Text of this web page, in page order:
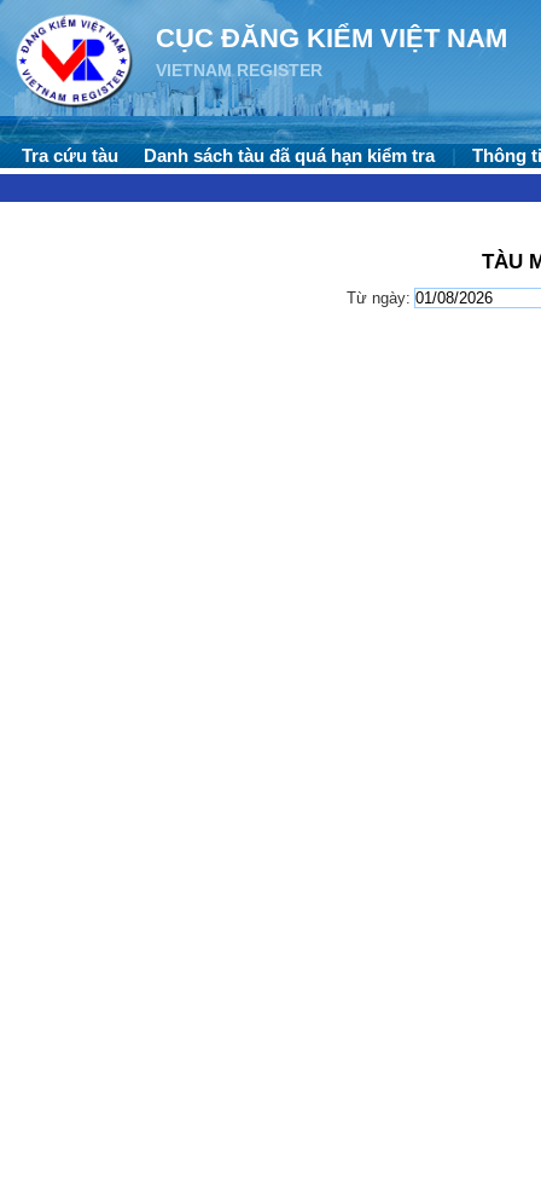
CỤC ĐĂNG KIỂM VIỆT NAM
VIETNAM REGISTER
Tra cứu tàu Danh sách tàu đã quá hạn kiểm tra | Thông
TÀU
Từ ngày: